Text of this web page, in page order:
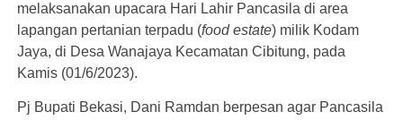
melaksanakan upacara Hari Lahir Pancasila di area
lapangan pertanian terpadu (food estate) milik Kodam
Jaya, di Desa Wanajaya Kecamatan Cibitung, pada
Kamis (01/6/2023).
Pj Bupati Bekasi, Dani Ramdan berpesan agar Pancasila